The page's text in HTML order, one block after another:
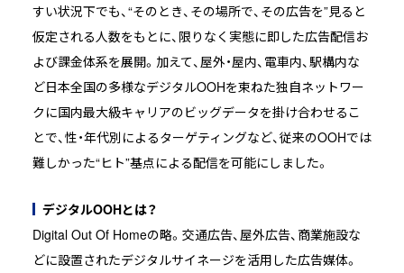
すい状況下でも、“そのとき、その場所で、その広告を”見ると
仮定される人数をもとに、限りなく実態に即した広告配信お
よび課金体系を展開。加えて、屋外・屋内、電車内、駅構内な
ど日本全国の多様なデジタルOOHを束ねた独自ネットワー
クに国内最大級キャリアのビッグデータを掛け合わせるこ
とで、性・年代別によるターゲティングなど、従来のOOHでは
難しかった“ヒト”基点による配信を可能にしました。
デジタルOOHとは？
Digital Out Of Homeの略。交通広告、屋外広告、商業施設な
どに設置されたデジタルサイネージを活用した広告媒体。